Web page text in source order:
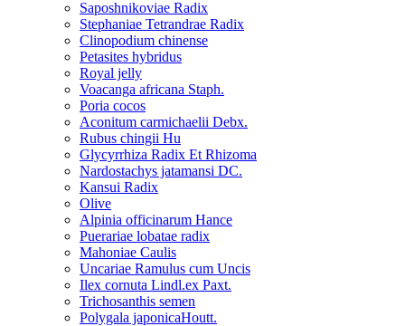
Saposhnikoviae Radix
Stephaniae Tetrandrae Radix
Clinopodium chinense
Petasites hybridus
Royal jelly
Voacanga africana Staph.
Poria cocos
Aconitum carmichaelii Debx.
Rubus chingii Hu
Glycyrrhiza Radix Et Rhizoma
Nardostachys jatamansi DC.
Kansui Radix
Olive
Alpinia officinarum Hance
Puerariae lobatae radix
Mahoniae Caulis
Uncariae Ramulus cum Uncis
Ilex cornuta Lindl.ex Paxt.
Trichosanthis semen
Polygala japonicaHoutt.